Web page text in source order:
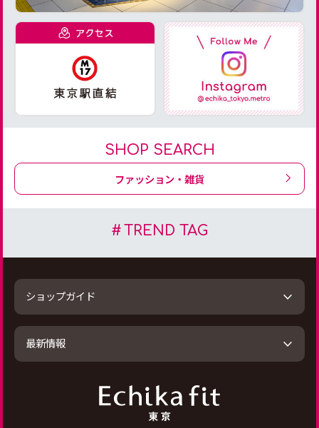
SHOP SEARCH
ファッション・雑貨
TREND TAG
ショップガイド
最新情報